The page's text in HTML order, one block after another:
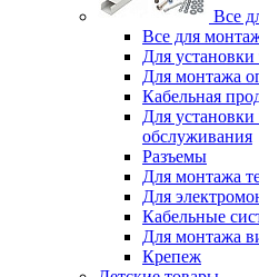
Все
Все для
Для
Для монтажа
Кабельная
Для
обслуживания
Разъемы
Для монтажа
Для
Кабельные
Для монтажа
Крепеж